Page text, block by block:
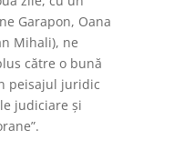
Garapon, Oana
Mihali), ne
către o bună
peisajul juridic
judiciare și